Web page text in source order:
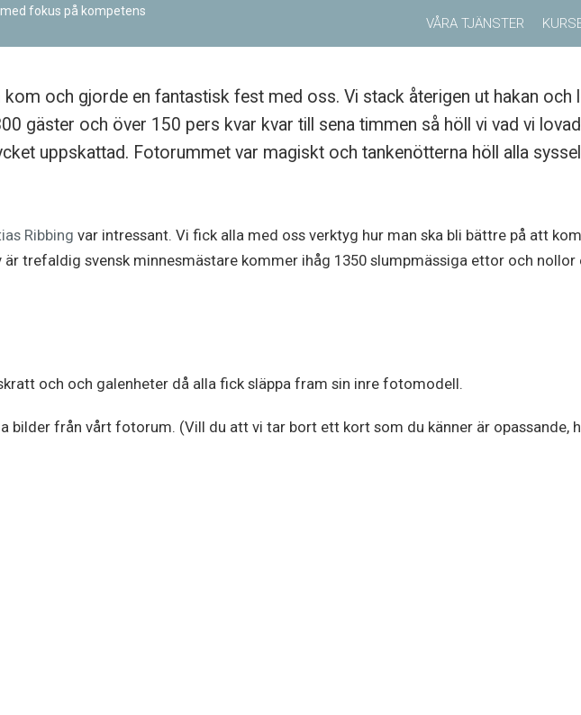
VÅRA TJÄNSTER
och gjorde en fantastisk fest med oss. Vi stack återigen ut hakan och
gäster och över 150 pers kvar kvar till sena timmen så höll vi vad vi
uppskattad. Fotorummet var magiskt och tankenötterna höll alla
Ribbing var intressant. Vi fick alla med oss verktyg hur man ska bli bättre på att
är trefaldig svensk minnesmästare kommer ihåg 1350 slumpmässiga ettor och
och och galenheter då alla fick släppa fram sin inre fotomodell.
bilder från vårt fotorum. (Vill du att vi tar bort ett kort som du känner är opassande,